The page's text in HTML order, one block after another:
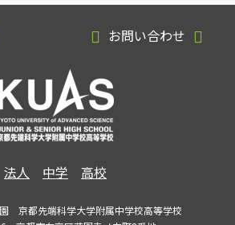
お問い合わせ
法人 中学 高校
京都先端科学大学附属中学校高等学校